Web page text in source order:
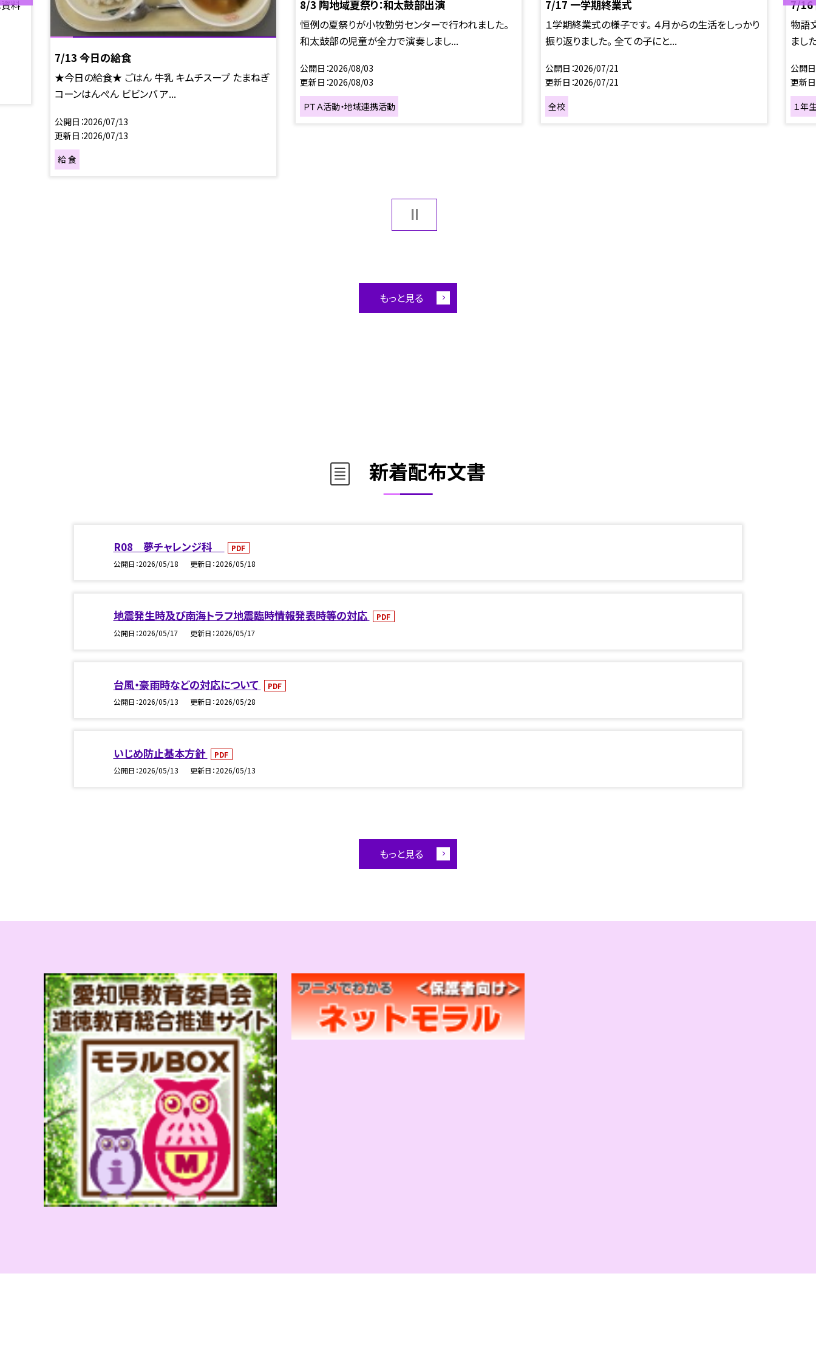
料
7/13 今日の給食
★今日の給食★ ごはん 牛乳 キムチスープ たまねぎ
コーンはんぺん ビビンバ ア...
公開日 2026/07/13
更新日 2026/07/13
給 食
8/3 陶地域夏祭り：和太鼓部出演
恒例の夏祭りが小牧勤労センターで行われました。
和太鼓部の児童が全力で演奏しまし...
公開日 2026/08/03
更新日 2026/08/03
ＰＴＡ活動・地域連携活動
7/17 一学期終業式
１学期終業式の様子です。 ４月からの生活をしっかり
振り返りました。 全ての子にと...
公開日 2026/07/21
更新日 2026/07/21
全校
7/16
物語
まし
公開日
更新日
１年
もっと見る
新着配布文書
R08 夢チャレンジ科
PDF
公開日 2026/05/18 更新日 2026/05/18
地震発生時及び南海トラフ地震臨時情報発表時等の対応
PDF
公開日 2026/05/17 更新日 2026/05/17
台風・豪雨時などの対応について
PDF
公開日 2026/05/13 更新日 2026/05/28
いじめ防止基本方針
PDF
公開日 2026/05/13 更新日 2026/05/13
もっと見る